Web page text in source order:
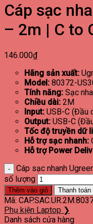
Cáp sạc
– 2m | C to
146.000₫
Hãng sản xuất:
Model: 80372-
Tính năng: Sạc
Chiều dài: 2M
Input: USB-C (Đầu
Output: USB-C
Tốc độ truyền dữ
Hỗ trợ sạc nhanh:
Hỗ trợ Power
Cáp sạc nhanh
số lượng
Thêm vào giỏ Thanh toán
Mã:
Phụ kiện Laptop ❯
Danh sách cửa hàng